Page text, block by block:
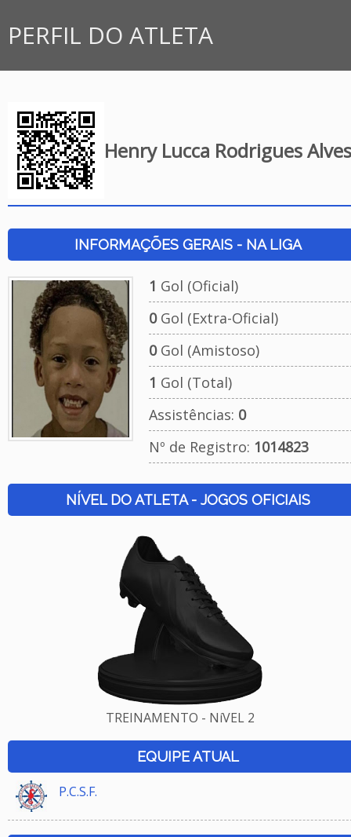
PERFIL DO ATLETA
Henry Lucca Rodrigues Alves
INFORMAÇÕES GERAIS - NA LIGA
1 Gol (Oficial)
0Gol (Extra-Oficial)
0Gol (Amistoso)
1 Gol (Total)
Assistências: 0
Nº de Registro: 1014823
NÍVEL DO ATLETA - JOGOS OFICIAIS
TREINAMENTO - NíVEL 2
EQUIPE ATUAL
P.C.S.F.